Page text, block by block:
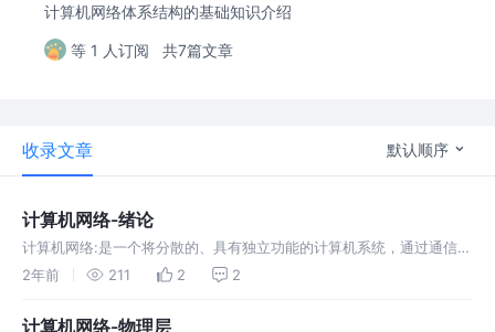
计算机网络体系结构的基础知识介绍
等 1 人订阅 共7篇文章
收录文章 默认顺序
计算机网络-绪论
计算机网络:是一个将分散的、具有独立功能的计算机系统，通过通信设
备与线路连接起来，由功能完善的软件实现资源共享和信息传递的系
2年前 211 2 2
计算机网络-物理层